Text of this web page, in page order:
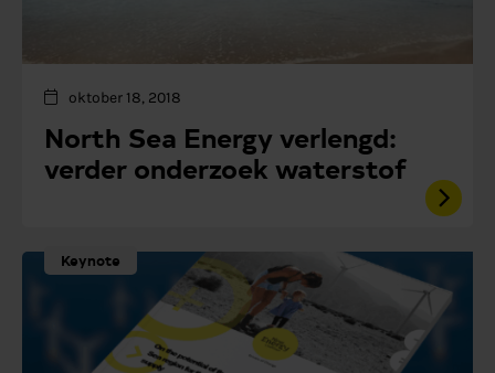
oktober 18, 2018
North Sea Energy verlengd:
verder onderzoek waterstof
Keynote